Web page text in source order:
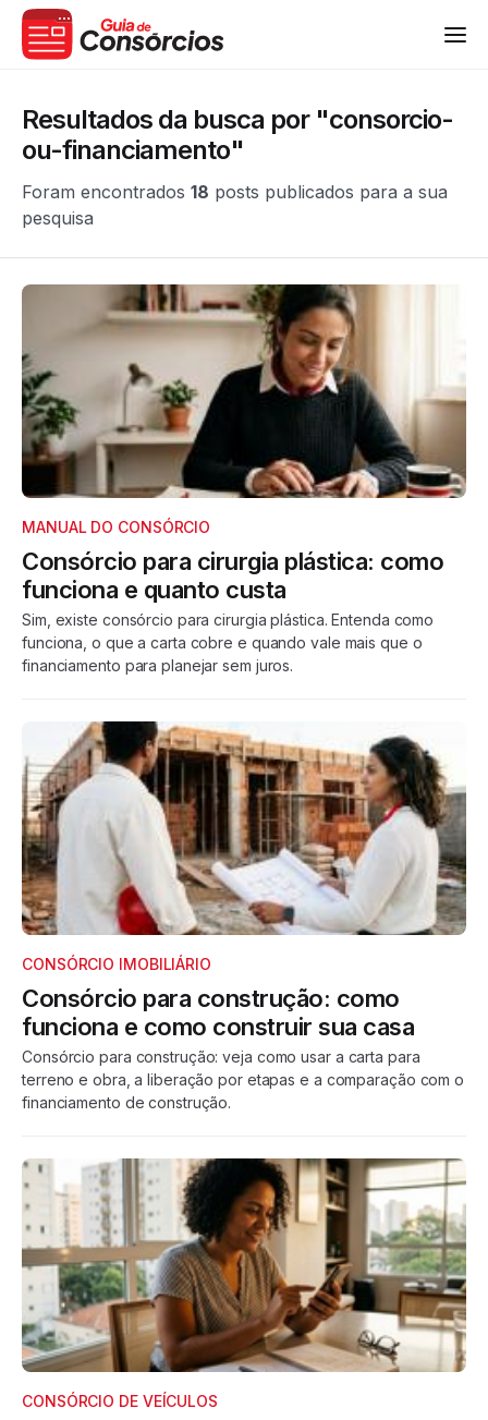
Resultados da busca por "consorcio-
ou-financiamento"
Foram encontrados 18 posts publicados para a sua
pesquisa
MANUAL DO CONSÓRCIO
Consórcio para cirurgia plástica: como
funciona e quanto custa
Sim, existe consórcio para cirurgia plástica. Entenda como
funciona, o que a carta cobre e quando vale mais que o
financiamento para planejar sem juros.
CONSÓRCIO IMOBILIÁRIO
Consórcio para construção: como
funciona e como construir sua casa
Consórcio para construção: veja como usar a carta para
terreno e obra, a liberação por etapas e a comparação com o
financiamento de construção.
CONSÓRCIO DE VEÍCULOS